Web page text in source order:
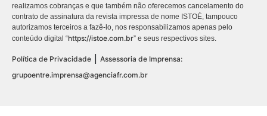
realizamos cobranças e que também não oferecemos cancelamento do
contrato de assinatura da revista impressa de nome ISTOÉ, tampouco
autorizamos terceiros a fazê-lo, nos responsabilizamos apenas pelo
conteúdo digital “https://istoe.com.br” e seus respectivos sites.
Política de Privacidade
Assessoria de Imprensa:
grupoentre.imprensa@agenciafr.com.br